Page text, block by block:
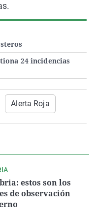
24 incidencias
Alerta Roja
estos son los
de observación